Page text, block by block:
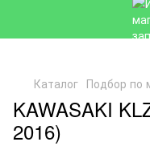
Каталог Подбор по
KAWASAKI
2016)